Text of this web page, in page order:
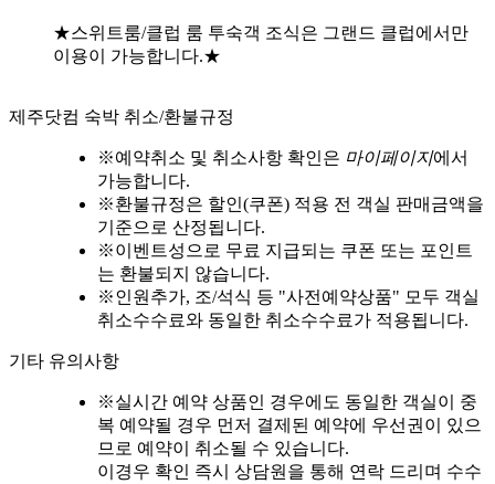
★스위트룸/클럽 룸 투숙객 조식은 그랜드 클럽에서만
이용이 가능합니다.★
제주닷컴 숙박 취소/환불규정
※예약취소 및 취소사항 확인은 마이페이지에서
가능합니다.
※환불규정은 할인(쿠폰) 적용 전 객실 판매금액을
기준으로 산정됩니다.
※이벤트성으로 무료 지급되는 쿠폰 또는 포인트
는 환불되지 않습니다.
※인원추가, 조/석식 등 "사전예약상품" 모두 객실
취소수수료와 동일한 취소수수료가 적용됩니다.
기타 유의사항
※실시간 예약 상품인 경우에도 동일한 객실이 중
복 예약될 경우 먼저 결제된 예약에 우선권이 있으
므로 예약이 취소될 수 있습니다.
이경우 확인 즉시 상담원을 통해 연락 드리며 수수